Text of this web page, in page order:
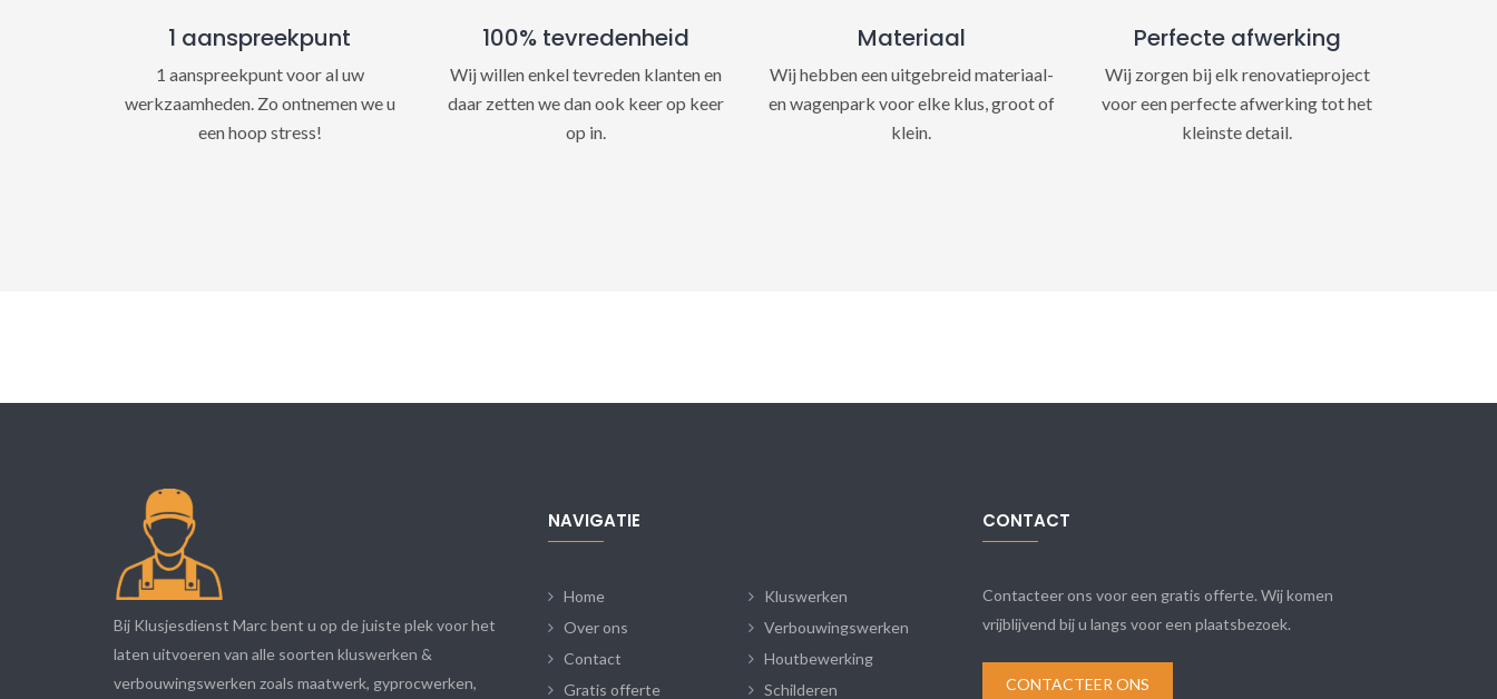
1 aanspreekpunt
1 aanspreekpunt voor al uw
werkzaamheden. Zo ontnemen we u
een hoop stress!
100% tevredenheid
Wij willen enkel tevreden klanten en
daar zetten we dan ook keer op keer
op in.
Materiaal
Wij hebben een uitgebreid materiaal-
en wagenpark voor elke klus, groot of
klein.
Perfecte afwerking
Wij zorgen bij elk renovatieproject
voor een perfecte afwerking tot het
kleinste detail.
Bij Klusjesdienst Marc bent u op de juiste plek voor het
laten uitvoeren van alle soorten kluswerken &
verbouwingswerken zoals maatwerk, gyprocwerken,
NAVIGATIE
Home
Kluswerken
Over ons
Verbouwingswerken
Contact
Houtbewerking
Gratis offerte
Schilderen
CONTACT
Contacteer ons voor een gratis offerte. Wij komen
vrijblijvend bij u langs voor een plaatsbezoek.
CONTACTEER ONS